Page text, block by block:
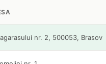
nr. 2, 500053, Brasov